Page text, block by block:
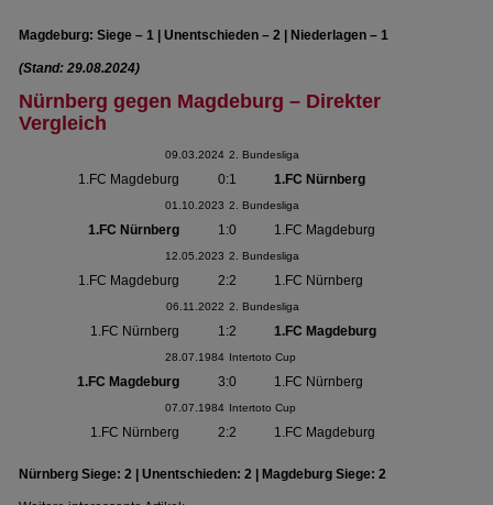
Magdeburg: Siege – 1 | Unentschieden – 2 | Niederlagen – 1
(Stand: 29.08.2024)
Nürnberg gegen Magdeburg – Direkter
Vergleich
09.03.2024 2. Bundesliga
1.FC Magdeburg 0:1 1.FC Nürnberg
01.10.2023 2. Bundesliga
1.FC Nürnberg 1:0 1.FC Magdeburg
12.05.2023 2. Bundesliga
1.FC Magdeburg 2:2 1.FC Nürnberg
06.11.2022 2. Bundesliga
1.FC Nürnberg 1:2 1.FC Magdeburg
28.07.1984 Intertoto Cup
1.FC Magdeburg 3:0 1.FC Nürnberg
07.07.1984 Intertoto Cup
1.FC Nürnberg 2:2 1.FC Magdeburg
Nürnberg Siege: 2 | Unentschieden: 2 | Magdeburg Siege: 2